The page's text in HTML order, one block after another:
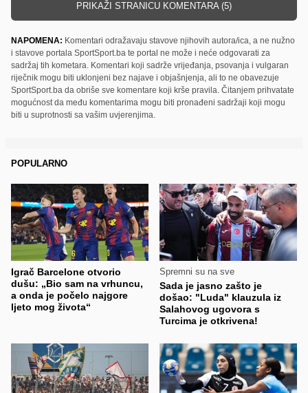
PRIKAŽI STRANICU KOMENTARA (5)
NAPOMENA: Komentari odražavaju stavove njihovih autora/ica, a ne nužno
i stavove portala SportSport.ba te portal ne može i neće odgovarati za
sadržaj tih kometara. Komentari koji sadrže vrijeđanja, psovanja i vulgaran
riječnik mogu biti uklonjeni bez najave i objašnjenja, ali to ne obavezuje
SportSport.ba da obriše sve komentare koji krše pravila. Čitanjem prihvatate
mogućnost da među komentarima mogu biti pronađeni sadržaji koji mogu
biti u suprotnosti sa vašim uvjerenjima.
POPULARNO
Igrač Barcelone otvorio
dušu: „Bio sam na vrhuncu,
a onda je počelo najgore
ljeto mog života“
Spremni su na sve
Sada je jasno zašto je
došao: "Luda" klauzula iz
Salahovog ugovora s
Turcima je otkrivena!